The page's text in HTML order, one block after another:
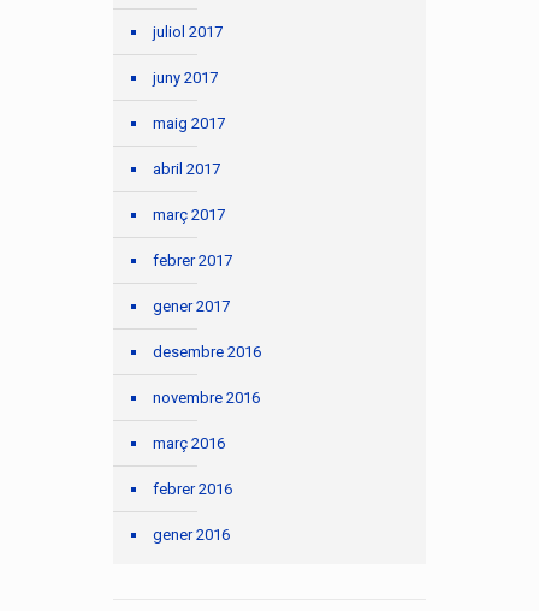
juliol 2017
juny 2017
maig 2017
abril 2017
març 2017
febrer 2017
gener 2017
desembre 2016
novembre 2016
març 2016
febrer 2016
gener 2016